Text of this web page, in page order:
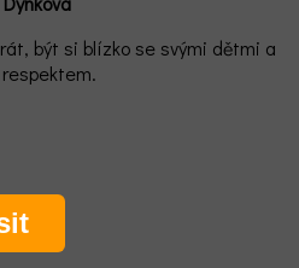
být si blízko se svými dětmi a